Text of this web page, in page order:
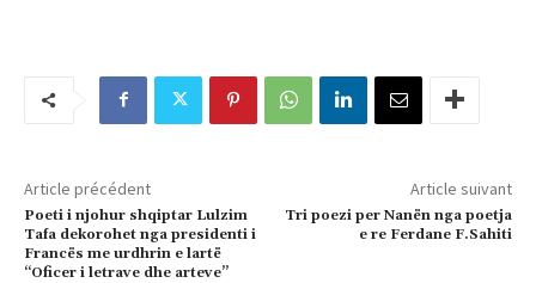
Article précédent
Poeti i njohur shqiptar Lulzim
Tafa dekorohet nga presidenti i
Francës me urdhrin e lartë
“Oficer i letrave dhe arteve”
Article suivant
Tri poezi per Nanën nga poetja
e re Ferdane F.Sahiti